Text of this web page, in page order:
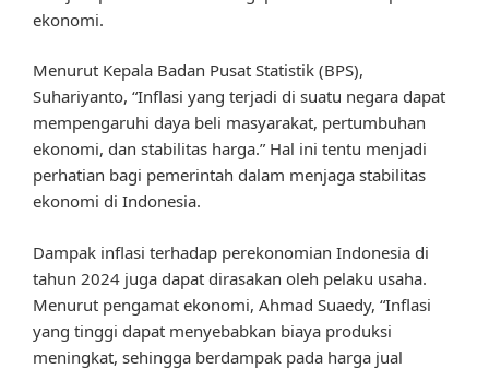
ekonomi.
Menurut Kepala Badan Pusat Statistik (BPS),
Suhariyanto, “Inflasi yang terjadi di suatu negara dapat
mempengaruhi daya beli masyarakat, pertumbuhan
ekonomi, dan stabilitas harga.” Hal ini tentu menjadi
perhatian bagi pemerintah dalam menjaga stabilitas
ekonomi di Indonesia.
Dampak inflasi terhadap perekonomian Indonesia di
tahun 2024 juga dapat dirasakan oleh pelaku usaha.
Menurut pengamat ekonomi, Ahmad Suaedy, “Inflasi
yang tinggi dapat menyebabkan biaya produksi
meningkat, sehingga berdampak pada harga jual